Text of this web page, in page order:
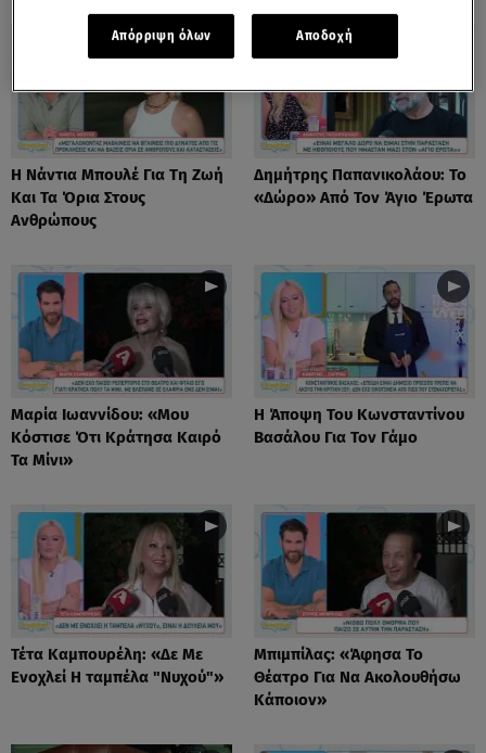
Η Νάντια Μπουλέ Για Τη Ζωή
Και Τα Όρια Στους
Ανθρώπους
Δημήτρης Παπανικολάου: Το
«Δώρο» Από Τον Άγιο Έρωτα
Μαρία Ιωαννίδου: «Μου
Κόστισε Ότι Κράτησα Καιρό
Τα Μίνι»
Η Άποψη Του Κωνσταντίνου
Βασάλου Για Τον Γάμο
Τέτα Καμπουρέλη: «Δε Mε
Eνοχλεί H ταμπέλα "Νυχού"»
Μπιμπίλας: «Άφησα Το
Θέατρο Για Να Ακολουθήσω
Κάποιον»
Απόρριψη όλων Αποδοχή